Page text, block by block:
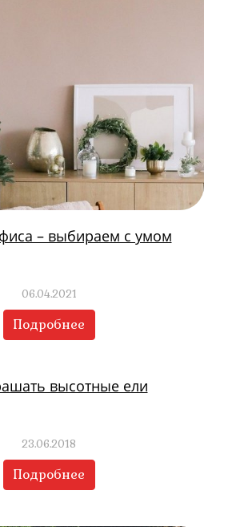
– выбираем с умом
06.04.2021
Подробнее
высотные ели
23.06.2018
Подробнее